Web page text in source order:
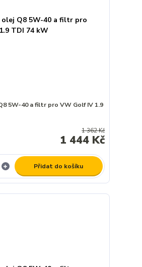
5W-40 a filtr pro VW Golf IV 1.9
1 362 Kč
1 444 Kč
Přidat do košíku